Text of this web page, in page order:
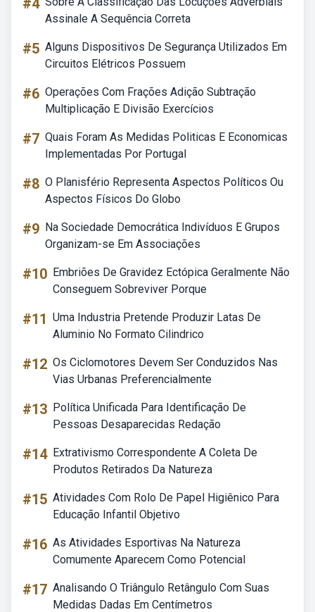
#4
Assinale A Sequência Correta
#5 Alguns Dispositivos De Segurança Utilizados Em
Circuitos Elétricos Possuem
#6 Operações Com Frações Adição Subtração
Multiplicação E Divisão Exercícios
#7 Quais Foram As Medidas Politicas E Economicas
Implementadas Por Portugal
#8 O Planisfério Representa Aspectos Políticos Ou
Aspectos Físicos Do Globo
#9 Na Sociedade Democrática Indivíduos E Grupos
Organizam-se Em Associações
#10 Embriões De Gravidez Ectópica Geralmente Não
Conseguem Sobreviver Porque
#11 Uma Industria Pretende Produzir Latas De
Aluminio No Formato Cilindrico
#12 Os Ciclomotores Devem Ser Conduzidos Nas
Vias Urbanas Preferencialmente
#13 Política Unificada Para Identificação De
Pessoas Desaparecidas Redação
#14 Extrativismo Correspondente A Coleta De
Produtos Retirados Da Natureza
#15 Atividades Com Rolo De Papel Higiênico Para
Educação Infantil Objetivo
#16 As Atividades Esportivas Na Natureza
Comumente Aparecem Como Potencial
#17 Analisando O Triângulo Retângulo Com Suas
Medidas Dadas Em Centímetros